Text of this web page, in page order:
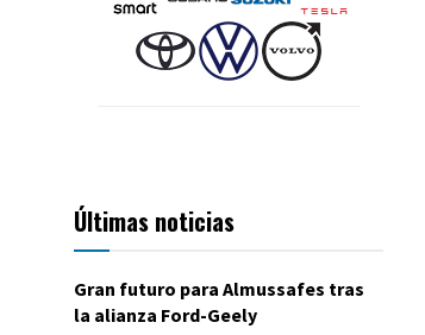
Últimas noticias
Gran futuro para Almussafes tras
la alianza Ford-Geely